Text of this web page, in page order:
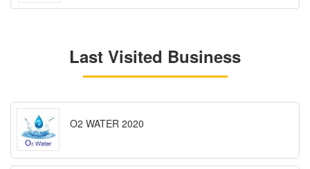
Last Visited Business
O2 WATER 2020